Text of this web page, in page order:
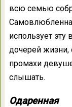
всю семью
использует эту
дочерей жизни,
промахи
слышать.
Одаренная